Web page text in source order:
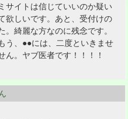
サイトは信じていいのか疑い
欲しいです。あと、受付けの
綺麗な方なのに残念です。
う、●●には、二度といきませ
ん。ヤブ医者です！！！！